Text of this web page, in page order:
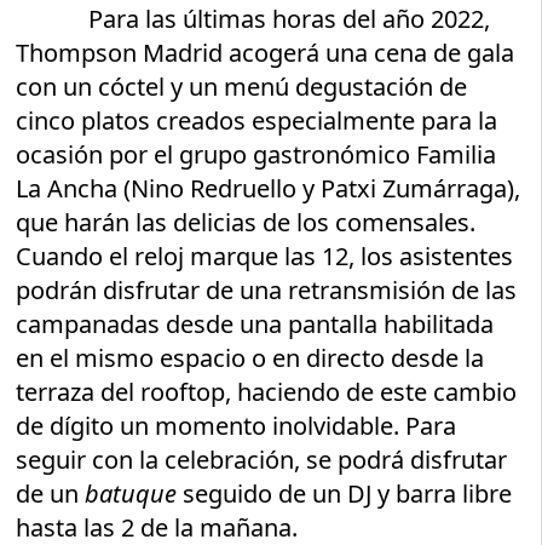
Para las últimas horas del año 2022,
Thompson Madrid acogerá una cena de gala
con un cóctel y un menú degustación de
cinco platos creados especialmente para la
ocasión por el grupo gastronómico Familia
La Ancha (Nino Redruello y Patxi Zumárraga),
que harán las delicias de los comensales.
Cuando el reloj marque las 12, los asistentes
podrán disfrutar de una retransmisión de las
campanadas desde una pantalla habilitada
en el mismo espacio o en directo desde la
terraza del rooftop, haciendo de este cambio
de dígito un momento inolvidable. Para
seguir con la celebración, se podrá disfrutar
de unbatuque seguido de un DJ y barra libre
hasta las 2 de la mañana.